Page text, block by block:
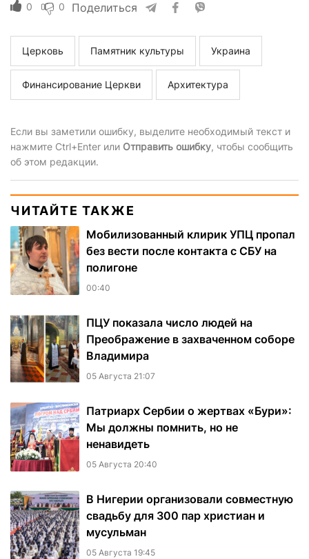
0 0 Поделиться
Церковь Памятник культуры Украина
Финансирование Церкви Архитектура
Если вы заметили ошибку, выделите необходимый текст и
нажмите Ctrl+Enter или Отправить ошибку, чтобы сообщить
об этом редакции.
ЧИТАЙТЕ ТАКЖЕ
Мобилизованный клирик УПЦ пропал
без вести после контакта с СБУ на
полигоне
00:40
ПЦУ показала число людей на
Преображение в захваченном соборе
Владимира
05 Августа 21:07
Патриарх Сербии о жертвах «Бури»:
Мы должны помнить, но не
ненавидеть
05 Августа 20:40
В Нигерии организовали совместную
свадьбу для 300 пар христиан и
мусульман
05 Августа 19:45